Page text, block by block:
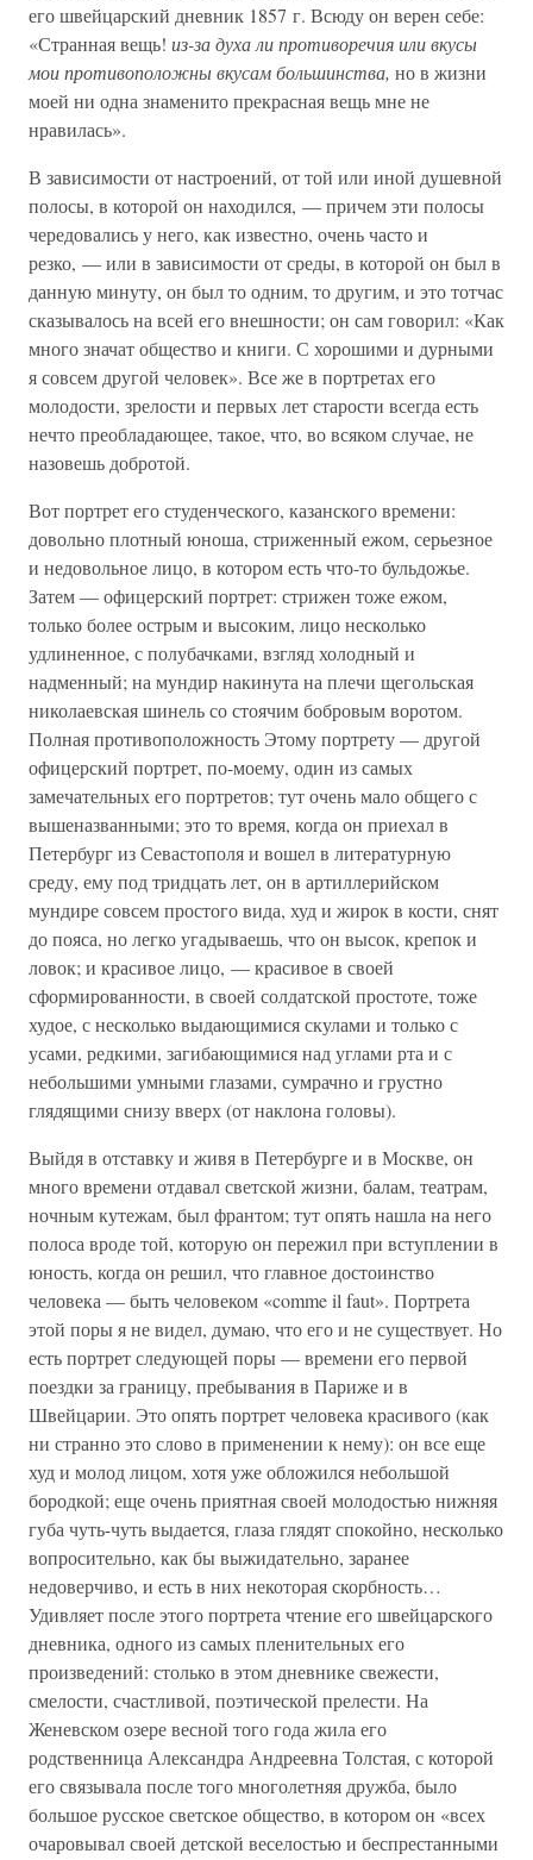
его швейцарский дневник 1857 г. Всюду он верен себе:
«Странная вещь! из-за духа ли противоречия или вкусы
мои противоположны вкусам большинства, но в жизни
моей ни одна знаменито прекрасная вещь мне не
нравилась».
В зависимости от настроений, от той или иной душевной
полосы, в которой он находился, — причем эти полосы
чередовались у него, как известно, очень часто и
резко, — или в зависимости от среды, в которой он был в
данную минуту, он был то одним, то другим, и это тотчас
сказывалось на всей его внешности; он сам говорил: «Как
много значат общество и книги. С хорошими и дурными
я совсем другой человек». Все же в портретах его
молодости, зрелости и первых лет старости всегда есть
нечто преобладающее, такое, что, во всяком случае, не
назовешь добротой.
Вот портрет его студенческого, казанского времени:
довольно плотный юноша, стриженный ежом, серьезное
и недовольное лицо, в котором есть что-то бульдожье.
Затем — офицерский портрет: стрижен тоже ежом,
только более острым и высоким, лицо несколько
удлиненное, с полубачками, взгляд холодный и
надменный; на мундир накинута на плечи щегольская
николаевская шинель со стоячим бобровым воротом.
Полная противоположность Этому портрету — другой
офицерский портрет, по-моему, один из самых
замечательных его портретов; тут очень мало общего с
вышеназванными; это то время, когда он приехал в
Петербург из Севастополя и вошел в литературную
среду, ему под тридцать лет, он в артиллерийском
мундире совсем простого вида, худ и жирок в кости, снят
до пояса, но легко угадываешь, что он высок, крепок и
ловок; и красивое лицо, — красивое в своей
сформированности, в своей солдатской простоте, тоже
худое, с несколько выдающимися скулами и только с
усами, редкими, загибающимися над углами рта и с
небольшими умными глазами, сумрачно и грустно
глядящими снизу вверх (от наклона головы).
Выйдя в отставку и живя в Петербурге и в Москве, он
много времени отдавал светской жизни, балам, театрам,
ночным кутежам, был франтом; тут опять нашла на него
полоса вроде той, которую он пережил при вступлении в
юность, когда он решил, что главное достоинство
человека — быть человеком «comme il faut». Портрета
этой поры я не видел, думаю, что его и не существует. Но
есть портрет следующей поры — времени его первой
поездки за границу, пребывания в Париже и в
Швейцарии. Это опять портрет человека красивого (как
ни странно это слово в применении к нему): он все еще
худ и молод лицом, хотя уже обложился небольшой
бородкой; еще очень приятная своей молодостью нижняя
губа чуть-чуть выдается, глаза глядят спокойно, несколько
вопросительно, как бы выжидательно, заранее
недоверчиво, и есть в них некоторая скорбность…
Удивляет после этого портрета чтение его швейцарского
дневника, одного из самых пленительных его
произведений: столько в этом дневнике свежести,
смелости, счастливой, поэтической прелести. На
Женевском озере весной того года жила его
родственница Александра Андреевна Толстая, с которой
его связывала после того многолетняя дружба, было
большое русское светское общество, в котором он «всех
очаровывал своей детской веселостью и беспрестанными